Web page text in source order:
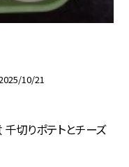
10/21
切りポテトとチーズ